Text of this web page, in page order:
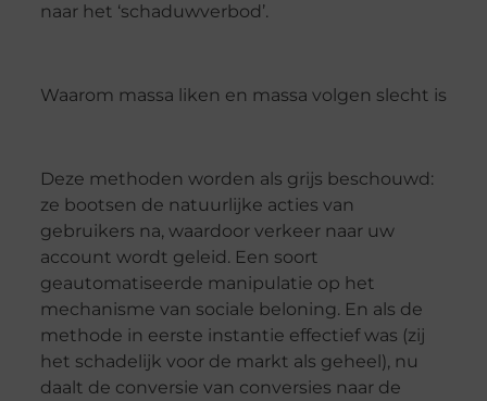
naar het ‘schaduwverbod’.
Waarom massa liken en massa volgen slecht is
Deze methoden worden als grijs beschouwd:
ze bootsen de natuurlijke acties van
gebruikers na, waardoor verkeer naar uw
account wordt geleid. Een soort
geautomatiseerde manipulatie op het
mechanisme van sociale beloning. En als de
methode in eerste instantie effectief was (zij
het schadelijk voor de markt als geheel), nu
daalt de conversie van conversies naar de